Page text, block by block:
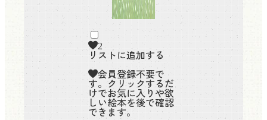
2
リストに追加する
会員登録不要で
す。クリックするだ
けでお気に入りや欲
しい絵本を後で確認
できます。